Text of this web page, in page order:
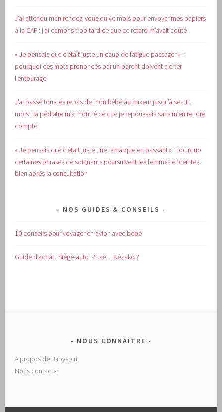
J’ai attendu mon rendez-vous du 4e mois pour envoyer mes papiers
à la CAF : j’ai compris trop tard ce que ce retard m’avait coûté
« Je pensais que c’était juste un coup de fatigue passager » :
pourquoi ces mots prononcés par un parent doivent alerter
l’entourage
J’ai passé tous les repas de mon bébé au mixeur jusqu’à ses 11
mois : la pédiatre m’a montré ce que je repoussais sans m’en rendre
compte
« Je pensais que c’était juste une remarque en passant » : pourquoi
certaines phrases de soignants poursuivent les femmes enceintes
bien après la consultation
NOS GUIDES & CONSEILS
10 conseils pour voyager en avion avec bébé
Guide d’achat !Siège-auto i-Size… Kézako ?
NOUS CONNAÎTRE
A propos de Babyspirit
Nous contacter